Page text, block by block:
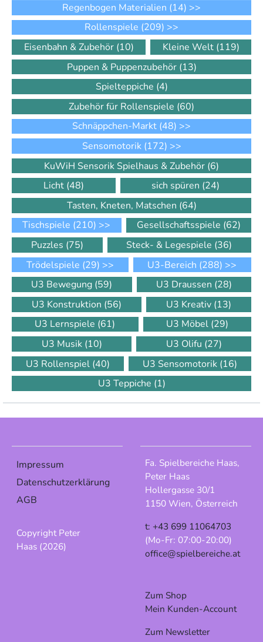
Regenbogen Materialien (14) >>
Rollenspiele (209) >>
Eisenbahn & Zubehör (10) Kleine Welt (119)
Puppen & Puppenzubehör (13)
Spielteppiche (4)
Zubehör für Rollenspiele (60)
Schnäppchen-Markt (48) >>
Sensomotorik (172) >>
KuWiH Sensorik Spielhaus & Zubehör (6)
Licht (48) sich spüren (24)
Tasten, Kneten, Matschen (64)
Tischspiele (210) >> Gesellschaftsspiele (62)
Puzzles (75) Steck- & Legespiele (36)
Trödelspiele (29) >> U3-Bereich (288) >>
U3 Bewegung (59) U3 Draussen (28)
U3 Konstruktion (56) U3 Kreativ (13)
U3 Lernspiele (61) U3 Möbel (29)
U3 Musik (10) U3 Olifu (27)
U3 Rollenspiel (40) U3 Sensomotorik (16)
U3 Teppiche (1)
Impressum
Datenschutzerklärung
AGB
Copyright Peter
Haas (2026)
Fa. Spielbereiche Haas,
Peter Haas
Hollergasse 30/1
1150 Wien, Österreich
t: +43 699 11064703
(Mo-Fr: 07:00-20:00)
office@spielbereiche.at
Zum Shop
Mein Kunden-Account
Zum Newsletter